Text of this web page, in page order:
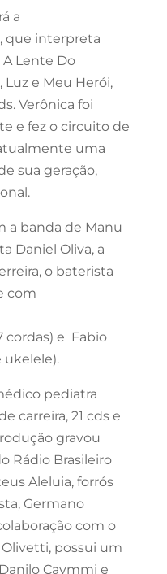
a
que interpreta
Lente Do
e Meu Herói,
Verônica foi
e fez o circuito de
uma
sua geração,
a banda de Manu
Daniel Oliva, a
o baterista
com
cordas) e Fabio
ukelele).
pediatra
carreira, 21 cds e
gravou
Rádio Brasileiro
Aleluia, forrós
Germano
com o
possui um
Caymmi e